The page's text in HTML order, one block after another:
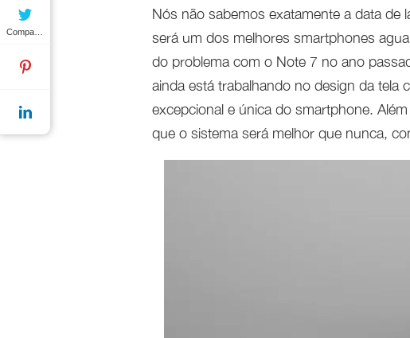
Nós não sabemos exatamente a data de
será um dos melhores smartphones
do problema com o Note 7 no ano
ainda está trabalhando no design da tela
excepcional e única do smartphone.
que o sistema será melhor que nunca,